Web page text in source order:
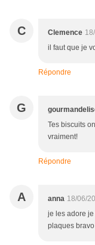
C Clemence
il faut que je
Répondre
G
Tes biscuits
vraiment!
Répondre
A anna 18/06/
je les adore
plaques